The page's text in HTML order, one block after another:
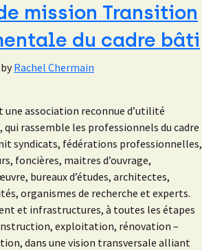
mission Transition
du cadre bâti
byRachel Chermain
une association reconnue d’utilité
qui rassemble les professionnels du cadre
syndicats, fédérations professionnelles,
foncières, maitres d’ouvrage,
bureaux d’études, architectes,
organismes de recherche et experts.
et infrastructures, à toutes les étapes
exploitation, rénovation –
dans une vision transversale alliant